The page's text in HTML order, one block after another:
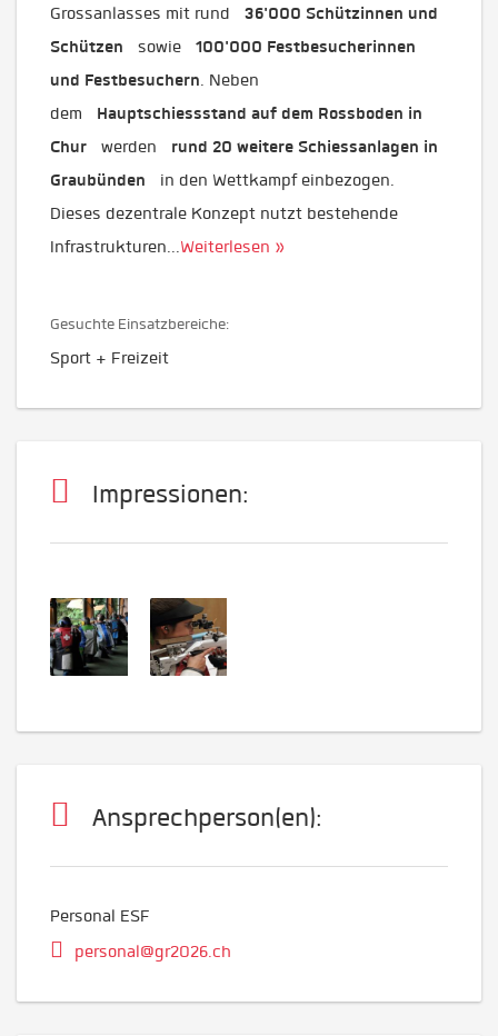
Grossanlasses mit rund 36'000 Schützinnen und
Schützen sowie 100'000 Festbesucherinnen
und Festbesuchern. Neben
dem Hauptschiessstand auf dem Rossboden in
Chur werden rund 20 weitere Schiessanlagen in
Graubünden
in den Wettkampf einbezogen.
Dieses dezentrale Konzept nutzt bestehende
Infrastrukturen...Weiterlesen »
Gesuchte Einsatzbereiche:
Sport + Freizeit
Impressionen:
Ansprechperson(en):
Personal ESF
personal@gr2026.ch